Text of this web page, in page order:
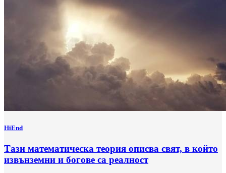
HiEnd
Тази математическа теория описва свят, в който
извънземни и богове са реалност